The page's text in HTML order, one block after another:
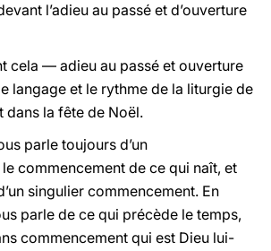
l’adieu au passé et d’ouverture
cela — adieu au passé et ouverture
langage et le rythme de la liturgie de
dans la fête de Noël.
parle toujours d’un
commencement de ce qui naît, et
singulier commencement. En
parle de ce qui précède le temps,
commencement qui est Dieu lui-